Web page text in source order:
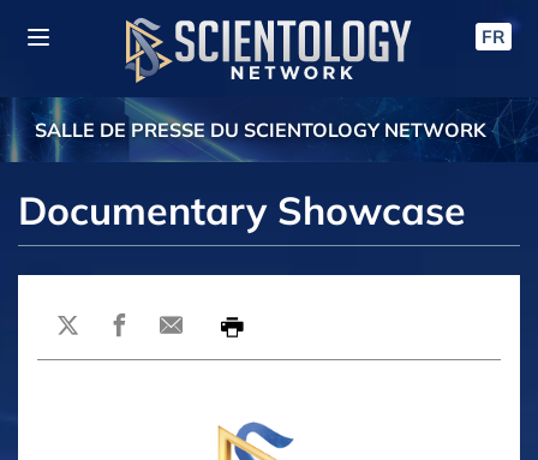
FR
SALLE DE PRESSE DU SCIENTOLOGY NETWORK
Documentary Showcase